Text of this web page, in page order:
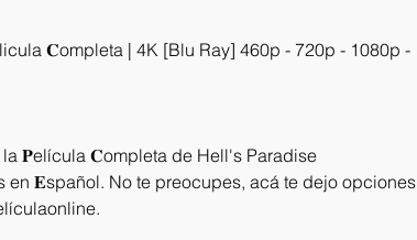
𝐂ompleta | 4K [Blu Ray] 460p - 720p - 1080p -
𝐏elícula 𝐂ompleta de Hell's Paradise
en 𝐄spañol. No te preocupes, acá te dejo opciones